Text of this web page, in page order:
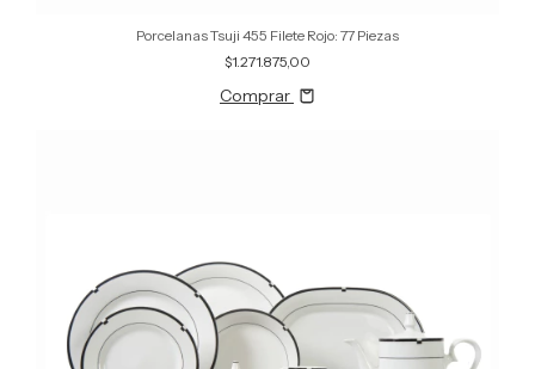
Porcelanas Tsuji 455 Filete Rojo: 77 Piezas
$1.271.875,00
Comprar